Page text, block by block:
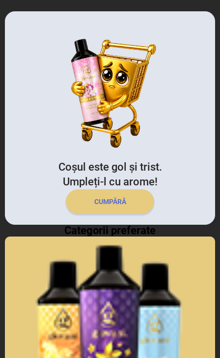
Coșul este gol și trist.
Umpleți-l cu arome!
CUMPĂRĂ
Categorii preferate